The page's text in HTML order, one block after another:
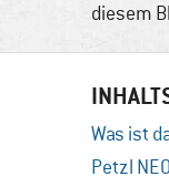
diesem
Was ist
Petzl